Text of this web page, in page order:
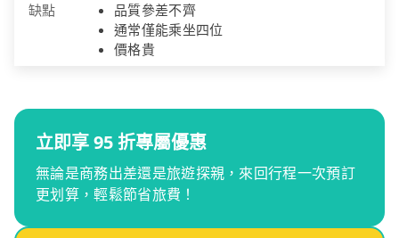
缺點
品質參差不齊
通常僅能乘坐四位
價格貴
立即享 95 折專屬優惠
無論是商務出差還是旅遊探親，來回行程一次預訂
更划算，輕鬆節省旅費！